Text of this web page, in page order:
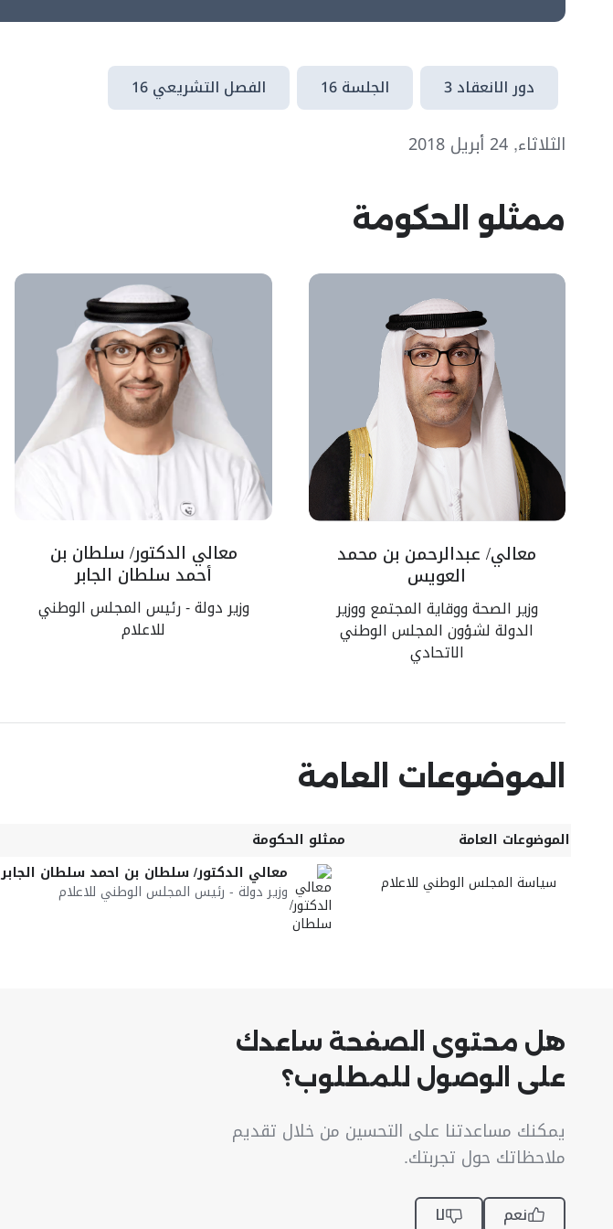
دور الانعقاد 3 الجلسة 16 الفصل التشريعي 16
الثلاثاء, 24 أبريل 2018
ممثلو الحكومة
معالي/ عبدالرحمن بن محمد
العويس
وزير الصحة ووقاية المجتمع ووزير
الدولة لشؤون المجلس الوطني
الاتحادي
معالي الدكتور/ سلطان بن
أحمد سلطان الجابر
وزير دولة - رئيس المجلس الوطني
للاعلام
الموضوعات العامة
الموضوعات العامة ممثلو الحكومة
سياسة المجلس الوطني للاعلام
معالي الدكتور/ سلطان بن احمد سلطان الجابر
وزير دولة - رئيس المجلس الوطني للاعلام
هل محتوى الصفحة ساعدك
على الوصول للمطلوب؟
يمكنك مساعدتنا على التحسين من خلال تقديم
ملاحظاتك حول تجربتك.
نعم لا